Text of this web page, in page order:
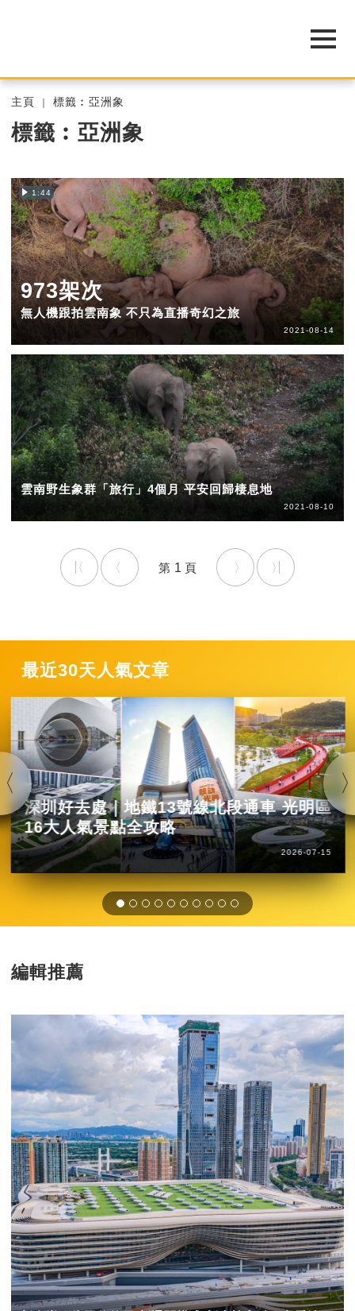
主頁 標籤︰亞洲象
標籤︰亞洲象
1:44
973架次
無人機跟拍雲南象 不只為直播奇幻之旅
2021-08-14
雲南野生象群「旅行」4個月 平安回歸棲息地
2021-08-10
1
最近30天人氣文章
深圳好去處｜地鐵13號線北段通車 光明區
16大人氣景點全攻略
2026-07-15
編輯推薦